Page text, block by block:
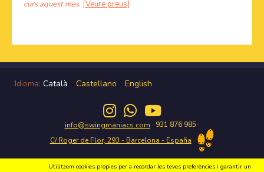
curs aquest mes. [Veure preus]
Idioma: Català - Castellano - English
info@swingmaniacs.com · 931 876 985 ·
C/ Roger de Flor, 293 - Barcelona - España ·
Utilitzem cookies propies per a recordar les teves preferències i garantir un